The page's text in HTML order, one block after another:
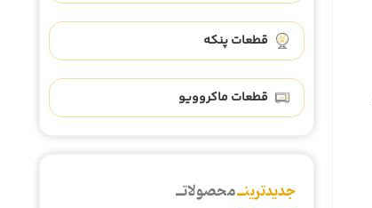
قطعات پنکه
قطعات ماکروویو
جدیدترینــمحصولاتــ